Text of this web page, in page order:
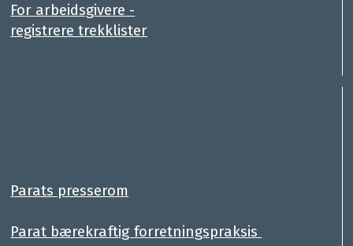
For arbeidsgivere -
registrere trekklister
Parats presserom
Parat bærekraftig forretningspraksis